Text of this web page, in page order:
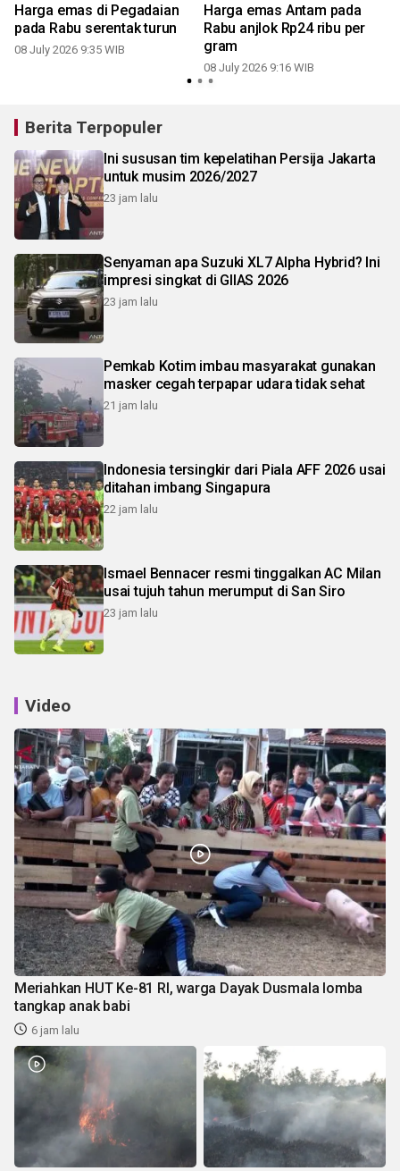
Harga emas di Pegadaian
pada Rabu serentak turun
08 July 2026 9:35 WIB
Harga emas Antam pada
Rabu anjlok Rp24 ribu per
gram
08 July 2026 9:16 WIB
Berita Terpopuler
Ini sususan tim kepelatihan Persija Jakarta
untuk musim 2026/2027
23 jam lalu
Senyaman apa Suzuki XL7 Alpha Hybrid? Ini
impresi singkat di GIIAS 2026
23 jam lalu
Pemkab Kotim imbau masyarakat gunakan
masker cegah terpapar udara tidak sehat
21 jam lalu
Indonesia tersingkir dari Piala AFF 2026 usai
ditahan imbang Singapura
22 jam lalu
Ismael Bennacer resmi tinggalkan AC Milan
usai tujuh tahun merumput di San Siro
23 jam lalu
Video
Meriahkan HUT Ke-81 RI, warga Dayak Dusmala lomba
tangkap anak babi
6 jam lalu